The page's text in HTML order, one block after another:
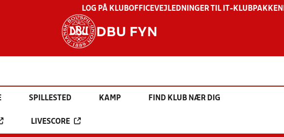
LOG PÅ KLUBOFFICEVEJLEDNINGER TIL IT-KLUBPAKKEN
DBU FYN
SPILLESTED KAMP FIND KLUB NÆR DIG
LIVESCORE